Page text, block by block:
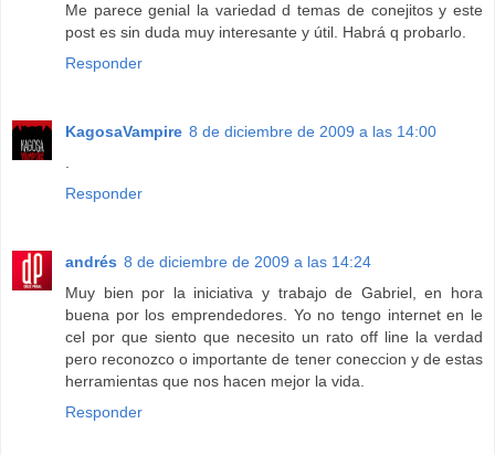
Me parece genial la variedad d temas de conejitos y este
post es sin duda muy interesante y útil. Habrá q probarlo.
Responder
KagosaVampire 8 de diciembre de 2009 a las 14:00
.
Responder
andrés 8 de diciembre de 2009 a las 14:24
Muy bien por la iniciativa y trabajo de Gabriel, en hora
buena por los emprendedores. Yo no tengo internet en le
cel por que siento que necesito un rato off line la verdad
pero reconozco o importante de tener coneccion y de estas
herramientas que nos hacen mejor la vida.
Responder